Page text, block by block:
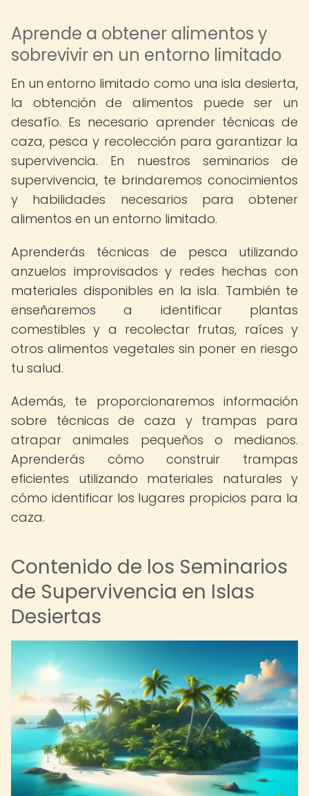
Aprende a obtener alimentos y
sobrevivir en un entorno limitado
En un entorno limitado como una isla desierta,
la obtención de alimentos puede ser un
desafío. Es necesario aprender técnicas de
caza, pesca y recolección para garantizar la
supervivencia. En nuestros seminarios de
supervivencia, te brindaremos conocimientos
y habilidades necesarios para obtener
alimentos en un entorno limitado.
Aprenderás técnicas de pesca utilizando
anzuelos improvisados y redes hechas con
materiales disponibles en la isla. También te
enseñaremos a identificar plantas
comestibles y a recolectar frutas, raíces y
otros alimentos vegetales sin poner en riesgo
tu salud.
Además, te proporcionaremos información
sobre técnicas de caza y trampas para
atrapar animales pequeños o medianos.
Aprenderás cómo construir trampas
eficientes utilizando materiales naturales y
cómo identificar los lugares propicios para la
caza.
Contenido de los Seminarios
de Supervivencia en Islas
Desiertas